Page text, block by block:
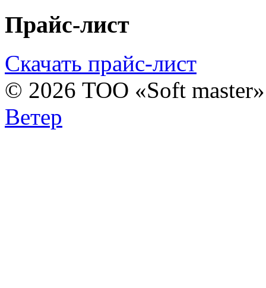
Прайс-лист
Скачать прайс-лист
© 2026 ТОО «Soft
Ветер